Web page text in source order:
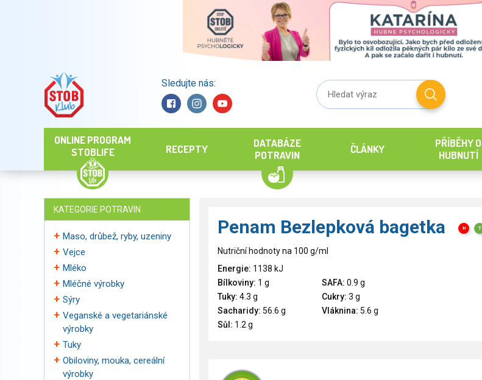
Sledujte nás:
ONLINE PROGRAM
STOBLIFE
RECEPTY
DATABÁZE
POTRAVIN
ČLÁNKY
PŘÍBĚHY O
HUBNUTÍ
KATEGORIE POTRAVIN
Maso, drůbež, ryby, uzeniny
Vejce
Mléko
Mléčné výrobky
Sýry
Veganské a vegetariánské
výrobky
Tuky
Obiloviny, mouka, cereální
výrobky
Penam Bezlepková bagetka H T
Nutriční hodnoty na 100 g/ml
Energie: 1138 kJ
Bílkoviny: 1 g SAFA: 0.9 g
Tuky: 4.3 g Cukry: 3 g
Sacharidy: 56.6 g Vláknina: 5.6 g
Sůl: 1.2 g